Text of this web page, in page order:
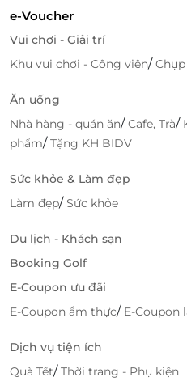
e-Voucher
Vui chơi - Giải trí
Khu vui chơi - Công viên/
Ăn uống
Nhà hàng - quán ăn/Cafe, Trà/
phẩm/Tặng KH BIDV
Sức khỏe & Làm đẹp
Làm đẹp/Sức khỏe
Du lịch - Khách sạn
Booking Golf
E-Coupon ưu đãi
E-Coupon ẩm thực/ E-Coupon
Dịch vụ tiện ích
Quà Tết/Thời trang - Phụ kiện